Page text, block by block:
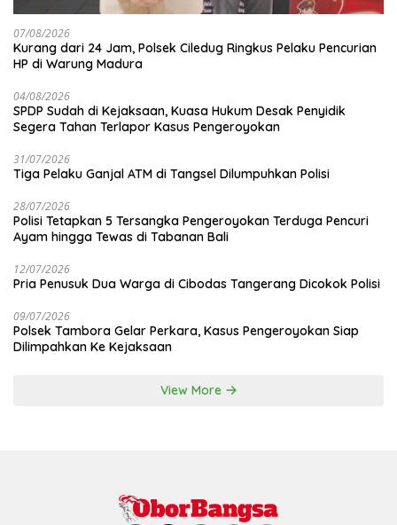
07/08/2026
Kurang dari 24 Jam, Polsek Ciledug Ringkus Pelaku Pencurian
HP di Warung Madura
04/08/2026
SPDP Sudah di Kejaksaan, Kuasa Hukum Desak Penyidik
Segera Tahan Terlapor Kasus Pengeroyokan
31/07/2026
Tiga Pelaku Ganjal ATM di Tangsel Dilumpuhkan Polisi
28/07/2026
Polisi Tetapkan 5 Tersangka Pengeroyokan Terduga Pencuri
Ayam hingga Tewas di Tabanan Bali
12/07/2026
Pria Penusuk Dua Warga di Cibodas Tangerang Dicokok Polisi
09/07/2026
Polsek Tambora Gelar Perkara, Kasus Pengeroyokan Siap
Dilimpahkan Ke Kejaksaan
View More